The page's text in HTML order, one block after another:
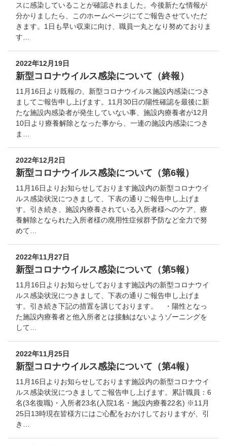
スに感染していることが確認されました。今後新たな情報が
分かりましたら、このホームページにてご報告させていただ
きます。1日も早い収束に向け、職員一丸となり努めておりま
す…
2022年12月19日
新型コロナウイルス感染について（終報）
11月16日より既報の、新型コロナウイルス施設内感染につき
ましてご報告申し上げます。11月30日の陽性確認を最後に新
たな施設内感染者が発生していない事、施設内療養者が12月
10日より療養解除となった事から、一連の施設内感染につき
ま…
2022年12月2日
新型コロナウイルス感染について（第6報）
11月16日よりお知らせしております施設内の新型コロナウイ
ルス感染状況につきまして、下表の通りご報告申し上げま
す。引き続き、施設内療養されている入所者様へのケア、療
養解除となられた入所者様の廃用性症候群予防など全力で努
めて…
2022年11月27日
新型コロナウイルス感染について（第5報）
11月16日よりお知らせしております施設内の新型コロナウイ
ルス感染状況につきまして、下表の通りご報告申し上げま
す。引き続き下記の措置を講じております。 ・陽性となっ
た施設内療養者と他入所者とは接触はないようゾーニングを
して…
2022年11月25日
新型コロナウイルス感染について（第4報）
11月16日よりお知らせしております施設内の新型コロナウイ
ルス感染状況につきましてご報告申し上げます。累計職員：6
名(3名復職)・入所者23名(入院1名・施設内療養22名) ※11月
25日13時現在皆様方にはご心配をおかけしておりますが、引
き…